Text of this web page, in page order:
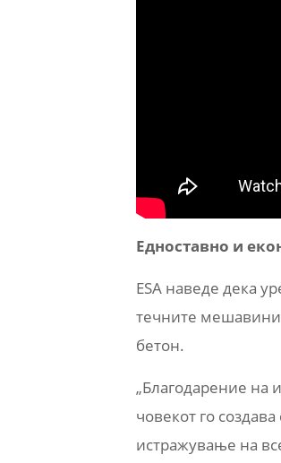
Едноставно и
ESA наведе дека
течните
бетон.
„Благодарение на
човекот го
истражување на